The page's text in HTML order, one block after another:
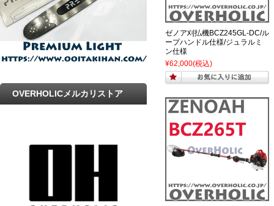
ゼノア刈払機BCZ245GL-DC/ル
ープハンドル仕様/ジュラルミ
ン仕様
¥62,000(税込)
OVERHOLICメルカリストア